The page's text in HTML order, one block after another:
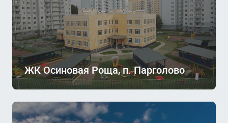
ЖК Осиновая Роща, п. Парголово